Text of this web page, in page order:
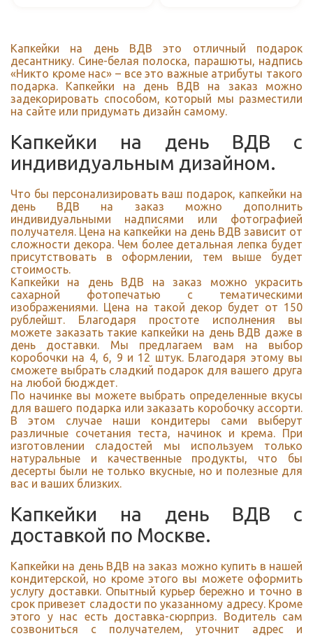
Капкейки на день ВДВ это отличный подарок
десантнику. Сине-белая полоска, парашюты, надпись
«Никто кроме нас» – все это важные атрибуты такого
подарка. Капкейки на день ВДВ на заказ можно
задекорировать способом, который мы разместили
на сайте или придумать дизайн самому.
Капкейки на день ВДВ с
индивидуальным дизайном.
Что бы персонализировать ваш подарок, капкейки на
день ВДВ на заказ можно дополнить
индивидуальными надписями или фотографией
получателя. Цена на капкейки на день ВДВ зависит от
сложности декора. Чем более детальная лепка будет
присутствовать в оформлении, тем выше будет
стоимость.
Капкейки на день ВДВ на заказ можно украсить
сахарной фотопечатью с тематическими
изображениями. Цена на такой декор будет от 150
рублейшт. Благодаря простоте исполнения вы
можете заказать такие капкейки на день ВДВ даже в
день доставки. Мы предлагаем вам на выбор
коробочки на 4, 6, 9 и 12 штук. Благодаря этому вы
сможете выбрать сладкий подарок для вашего друга
на любой бюдждет.
По начинке вы можете выбрать определенные вкусы
для вашего подарка или заказать коробочку ассорти.
В этом случае наши кондитеры сами выберут
различные сочетания теста, начинок и крема. При
изготовлении сладостей мы используем только
натуральные и качественные продукты, что бы
десерты были не только вкусные, но и полезные для
вас и ваших близких.
Капкейки на день ВДВ с
доставкой по Москве.
Капкейки на день ВДВ на заказ можно купить в нашей
кондитерской, но кроме этого вы можете оформить
услугу доставки. Опытный курьер бережно и точно в
срок привезет сладости по указанному адресу. Кроме
этого у нас есть доставка-сюрприз. Водитель сам
созвониться с получателем, уточнит адрес и